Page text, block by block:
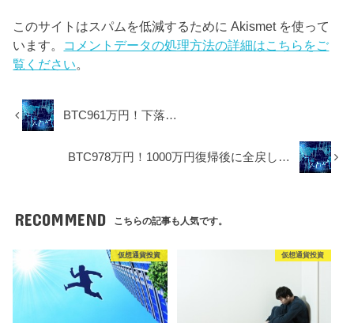
このサイトはスパムを低減するために Akismet を使って
います。 コメントデータの処理方法の詳細はこちらをご
覧ください。
BTC961万円！下落…
BTC978万円！1000万円復帰後に全戻し…
RECOMMEND こちらの記事も人気です。
仮想通貨投資 仮想通貨投資